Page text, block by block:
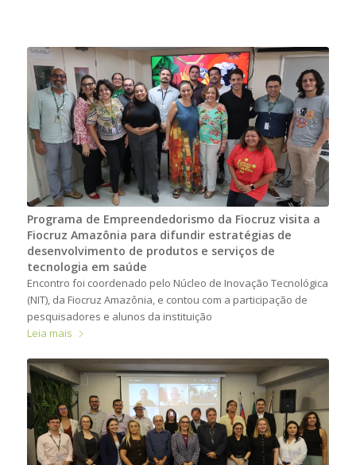
Programa de Empreendedorismo da Fiocruz visita a
Fiocruz Amazônia para difundir estratégias de
desenvolvimento de produtos e serviços de
tecnologia em saúde
Encontro foi coordenado pelo Núcleo de Inovação Tecnológica
(NIT), da Fiocruz Amazônia, e contou com a participação de
pesquisadores e alunos da instituição
Leia mais